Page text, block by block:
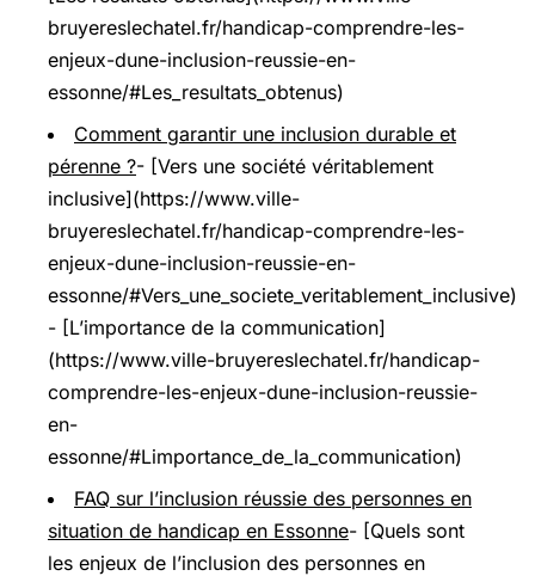
bruyereslechatel.fr/handicap-comprendre-les-
enjeux-dune-inclusion-reussie-en-
essonne/#Les_resultats_obtenus)
Comment garantir une inclusion durable et
pérenne ?- [Vers une société véritablement
inclusive](https://www.ville-
bruyereslechatel.fr/handicap-comprendre-les-
enjeux-dune-inclusion-reussie-en-
essonne/#Vers_une_societe_veritablement_inclusive)
- [L’importance de la communication]
(https://www.ville-bruyereslechatel.fr/handicap-
comprendre-les-enjeux-dune-inclusion-reussie-
en-
essonne/#Limportance_de_la_communication)
FAQ sur l’inclusion réussie des personnes en
situation de handicap en Essonne- [Quels sont
les enjeux de l’inclusion des personnes en